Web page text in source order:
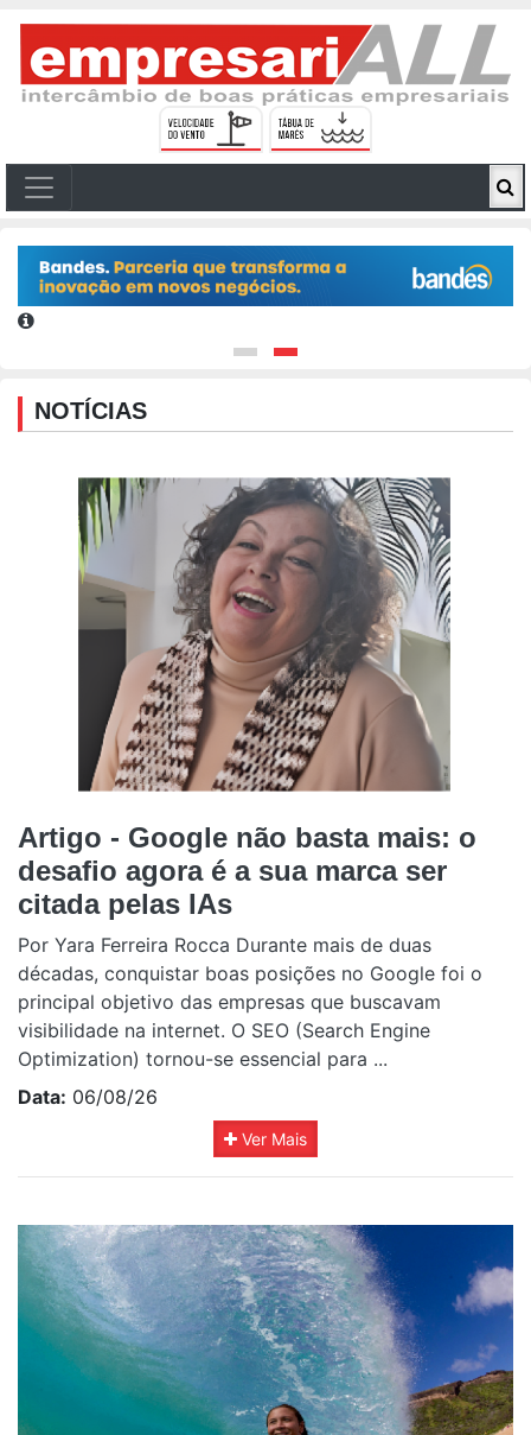
NOTÍCIAS
Artigo - Google não basta mais: o
desafio agora é a sua marca ser
citada pelas IAs
Por Yara Ferreira Rocca Durante mais de duas
décadas, conquistar boas posições no Google foi o
principal objetivo das empresas que buscavam
visibilidade na internet. O SEO (Search Engine
Optimization) tornou-se essencial para ...
Data: 06/08/26
Ver Mais